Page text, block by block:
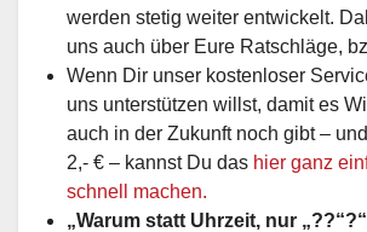
werden stetig weiter entwickelt.
uns auch über Eure Ratschläge,
Wenn Dir unser kostenloser
uns unterstützen willst, damit es
auch in der Zukunft noch gibt –
2,- € – kannst Du das hier ganz
schnell machen.
„Warum statt Uhrzeit, nur „??“?“